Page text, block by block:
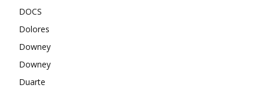
DOCS
Dolores
Downey
Downey
Duarte